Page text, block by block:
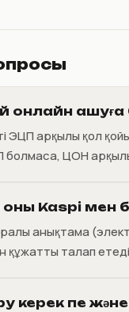
онлайн
ЭЦП арқылы қол
болмаса, ЦОН
Kaspi мен
анықтама
құжатты талап
керек пе